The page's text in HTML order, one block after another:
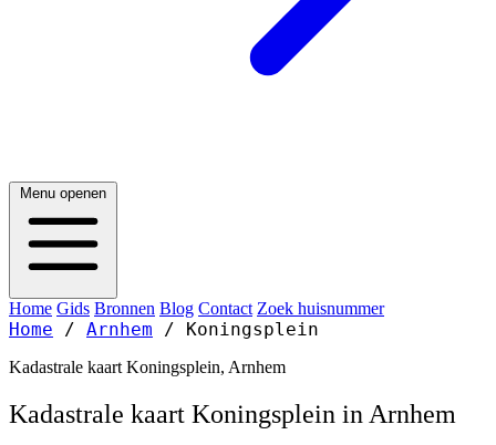
Menu openen
Home Gids Bronnen Blog Contact Zoek huisnummer
Home / Arnhem / Koningsplein
Kadastrale kaart Koningsplein, Arnhem
Kadastrale kaart Koningsplein in Arnhem